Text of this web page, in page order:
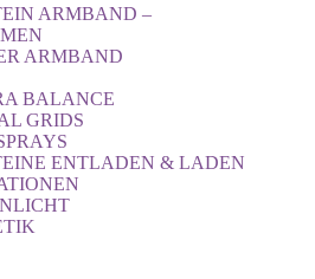
ARMBAND –
ARMBAND
BALANCE
GRIDS
ENTLADEN & LADEN